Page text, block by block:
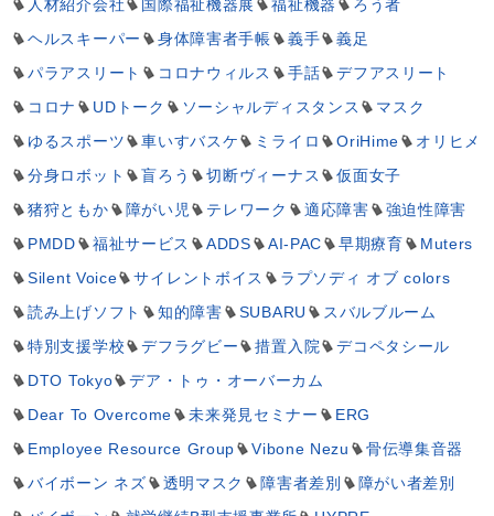
人材紹介会社
国際福祉機器展 福祉機器
ろう者
ヘルスキーパー
身体障害者手帳 義手
義足
パラアスリート
コロナウィルス 手話
デフアスリート
コロナ
UDトーク ソーシャルディスタンス
マスク
ゆるスポーツ
車いすバスケ ミライロ OriHime
オリヒメ
分身ロボット
盲ろう 切断ヴィーナス
仮面女子
猪狩ともか
障がい児 テレワーク 適応障害
強迫性障害
PMDD
福祉サービス ADDS AI-PAC 早期療育
Muters
Silent Voice
サイレントボイス
ラプソディ オブ colors
読み上げソフト
知的障害 SUBARU
スバルブルーム
特別支援学校
デフラグビー 措置入院
デコペタシール
DTO Tokyo
デア・トゥ・オーバーカム
Dear To Overcome
未来発見セミナー
ERG
Employee Resource Group
Vibone Nezu
骨伝導集音器
バイボーン ネズ
透明マスク 障害者差別
障がい者差別